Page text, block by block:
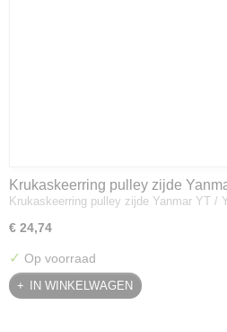
Krukaskeerring pulley zijde
Deere - 119934-01800
Krukaskeerring pulley zijde Yanmar YT /
€ 24,74
✓ Op voorraad
IN WINKELWAGEN